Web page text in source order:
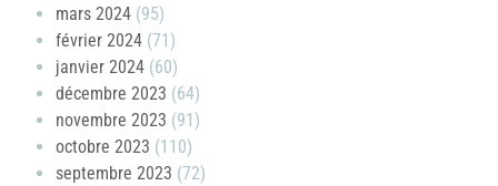
mars 2024 (95)
février 2024 (71)
janvier 2024 (60)
décembre 2023 (64)
novembre 2023 (91)
octobre 2023 (110)
septembre 2023 (72)